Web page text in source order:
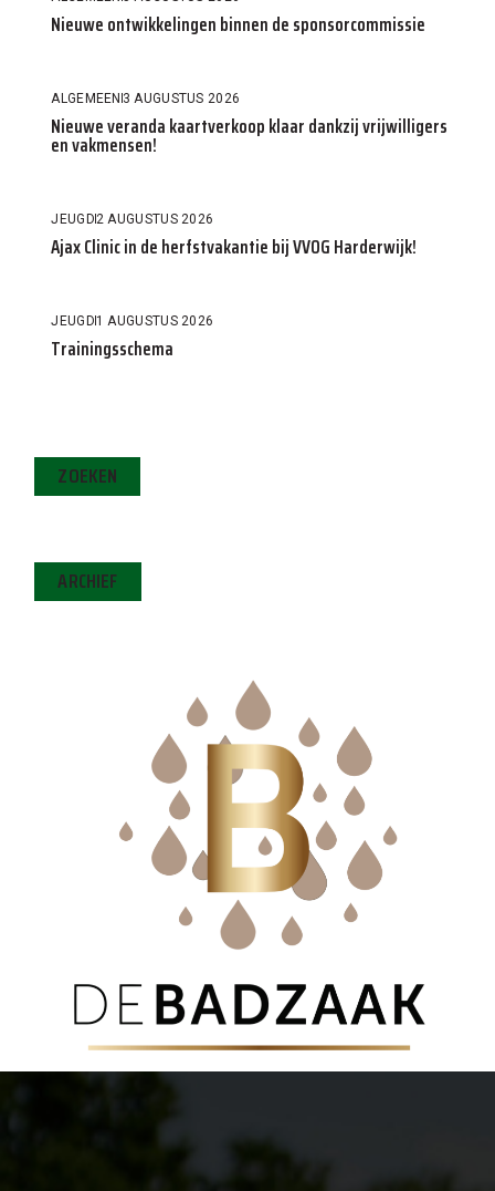
Nieuwe ontwikkelingen binnen de sponsorcommissie
ALGEMEEN3 AUGUSTUS 2026
Nieuwe veranda kaartverkoop klaar dankzij vrijwilligers
en vakmensen!
JEUGD2 AUGUSTUS 2026
Ajax Clinic in de herfstvakantie bij VVOG Harderwijk!
JEUGD1 AUGUSTUS 2026
Trainingsschema
ZOEKEN
ARCHIEF